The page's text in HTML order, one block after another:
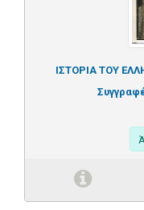
ΙΣΤΟΡΙΑ ΤΟΥ